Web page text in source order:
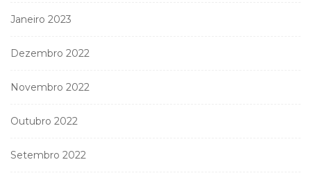
Janeiro 2023
Dezembro 2022
Novembro 2022
Outubro 2022
Setembro 2022